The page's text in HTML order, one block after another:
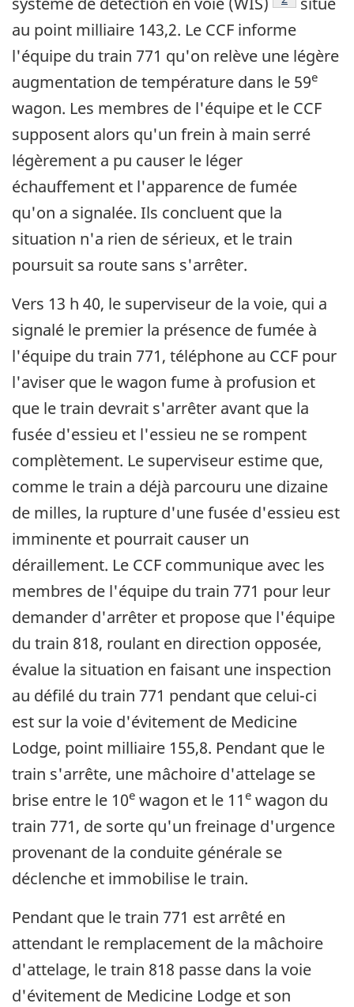
au point milliaire 143,2. Le CCF informe
l'équipe du train 771 qu'on relève une légère
augmentation de température dans le 59e
wagon. Les membres de l'équipe et le CCF
supposent alors qu'un frein à main serré
légèrement a pu causer le léger
échauffement et l'apparence de fumée
qu'on a signalée. Ils concluent que la
situation n'a rien de sérieux, et le train
poursuit sa route sans s'arrêter.
Vers 13 h 40, le superviseur de la voie, qui a
signalé le premier la présence de fumée à
l'équipe du train 771, téléphone au CCF pour
l'aviser que le wagon fume à profusion et
que le train devrait s'arrêter avant que la
fusée d'essieu et l'essieu ne se rompent
complètement. Le superviseur estime que,
comme le train a déjà parcouru une dizaine
de milles, la rupture d'une fusée d'essieu est
imminente et pourrait causer un
déraillement. Le CCF communique avec les
membres de l'équipe du train 771 pour leur
demander d'arrêter et propose que l'équipe
du train 818, roulant en direction opposée,
évalue la situation en faisant une inspection
au défilé du train 771 pendant que celui-ci
est sur la voie d'évitement de Medicine
Lodge, point milliaire 155,8. Pendant que le
train s'arrête, une mâchoire d'attelage se
brise entre le 10e wagon et le 11 e wagon du
train 771, de sorte qu'un freinage d'urgence
provenant de la conduite générale se
déclenche et immobilise le train.
Pendant que le train 771 est arrêté en
attendant le remplacement de la mâchoire
d'attelage, le train 818 passe dans la voie
d'évitement de Medicine Lodge et son